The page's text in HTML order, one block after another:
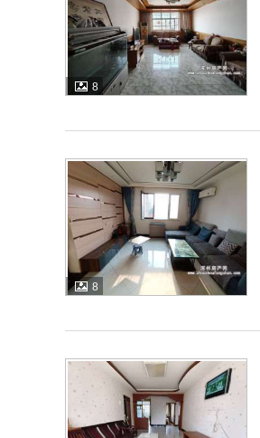
8
8